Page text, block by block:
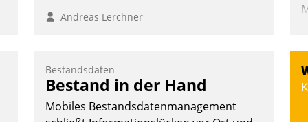
in SAP zu integrieren.
Andreas Lerchner
Bestandsdaten
Bestand in der Hand
Mobiles Bestandsdatenmanagement